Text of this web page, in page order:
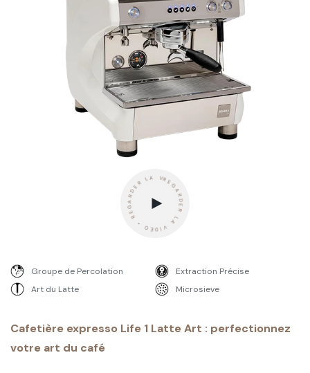
REGARDER LA VIDÉO • REGARDER LA VIDÉO • REGARDER LA VIDÉO -
Groupe de Percolation
Extraction Précise
Art du Latte
Microsieve
Cafetière expresso Life 1 Latte Art : perfectionnez
votre art du café